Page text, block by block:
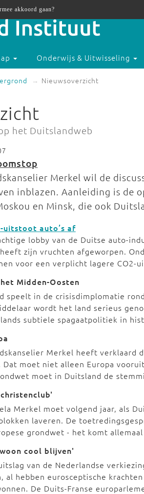
Onderwijs & Uitwisseling
Nieuwsoverzicht
het Duitslandweb
Merkel wil de
inblazen. Aanleiding is de
en Minsk, die ook
uitstoot auto’s af
lobby van de Duitse auto-
zijn vruchten afgeworpen.
voor een verplicht lagere CO2-
Midden-Oosten
speelt in de crisisdimplomatie
wordt het land serieus
subtiele spagaatpolitiek in
Merkel heeft verklaard
moet niet alleen Europa
moet in Duitsland de
Merkel moet volgend jaar, als
laveren. De
grondwet - het komt
cool blijven'
van de Nederlandse
al hebben eurosceptische
De Duits-Franse
akkoord gaan?